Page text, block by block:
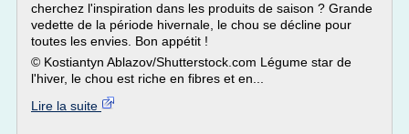
cherchez l'inspiration dans les produits de saison ? Grande
vedette de la période hivernale, le chou se décline pour
toutes les envies. Bon appétit !
© Kostiantyn Ablazov/Shutterstock.com Légume star de
l'hiver, le chou est riche en fibres et en...
Lire la suite